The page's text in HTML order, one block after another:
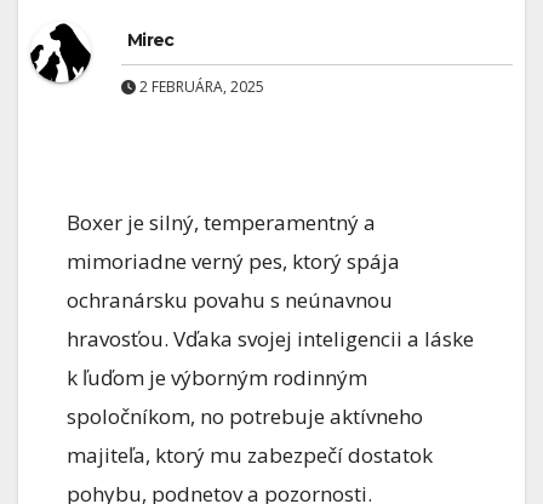
Mirec
2 FEBRUÁRA, 2025
Boxer je silný, temperamentný a
mimoriadne verný pes, ktorý spája
ochranársku povahu s neúnavnou
hravosťou. Vďaka svojej inteligencii a láske
k ľuďom je výborným rodinným
spoločníkom, no potrebuje aktívneho
majiteľa, ktorý mu zabezpečí dostatok
pohybu, podnetov a pozornosti.